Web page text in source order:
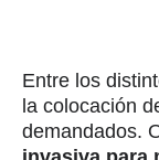
Entre los
la colocación
demandados.